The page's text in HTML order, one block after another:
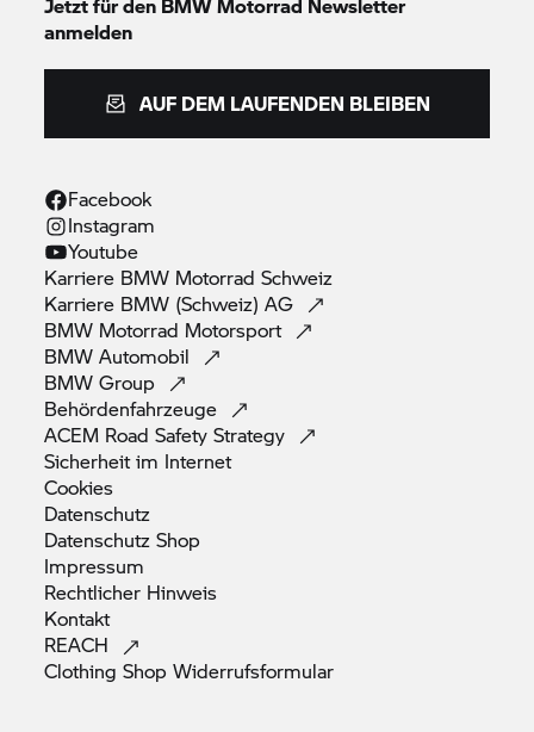
Jetzt für den BMW Motorrad Newsletter
anmelden
AUF DEM LAUFENDEN BLEIBEN
Facebook
Instagram
Youtube
Karriere BMW Motorrad Schweiz
Karriere BMW (Schweiz)AG
BMW Motorrad Motorsport
BMWAutomobil
BMWGroup
Behördenfahrzeuge
ACEM Road SafetyStrategy
Sicherheit im Internet
Cookies
Datenschutz
DatenschutzShop
Impressum
Rechtlicher Hinweis
Kontakt
REACH
Clothing ShopWiderrufsformular